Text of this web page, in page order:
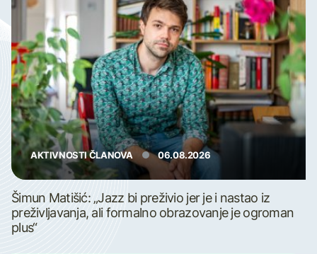
AKTIVNOSTI ČLANOVA 06.08.2026
Šimun Matišić: „Jazz bi preživio jer je i nastao iz
preživljavanja, ali formalno obrazovanje je ogroman
plus“